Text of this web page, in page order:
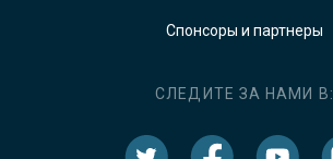
Спонсоры и партнеры
СЛЕДИТЕ ЗА НАМИ В: